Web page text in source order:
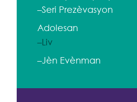
–Seri Prezèvasyon
Adolesan
–Liv
–Jèn Evènman